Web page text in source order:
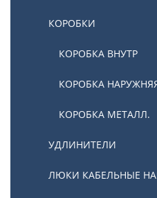
КОРОБКИ
КОРОБКА ВНУТР
КОРОБКА
КОРОБКА МЕТАЛЛ.
УДЛИНИТЕЛИ
ЛЮКИ КАБЕЛЬНЫЕ